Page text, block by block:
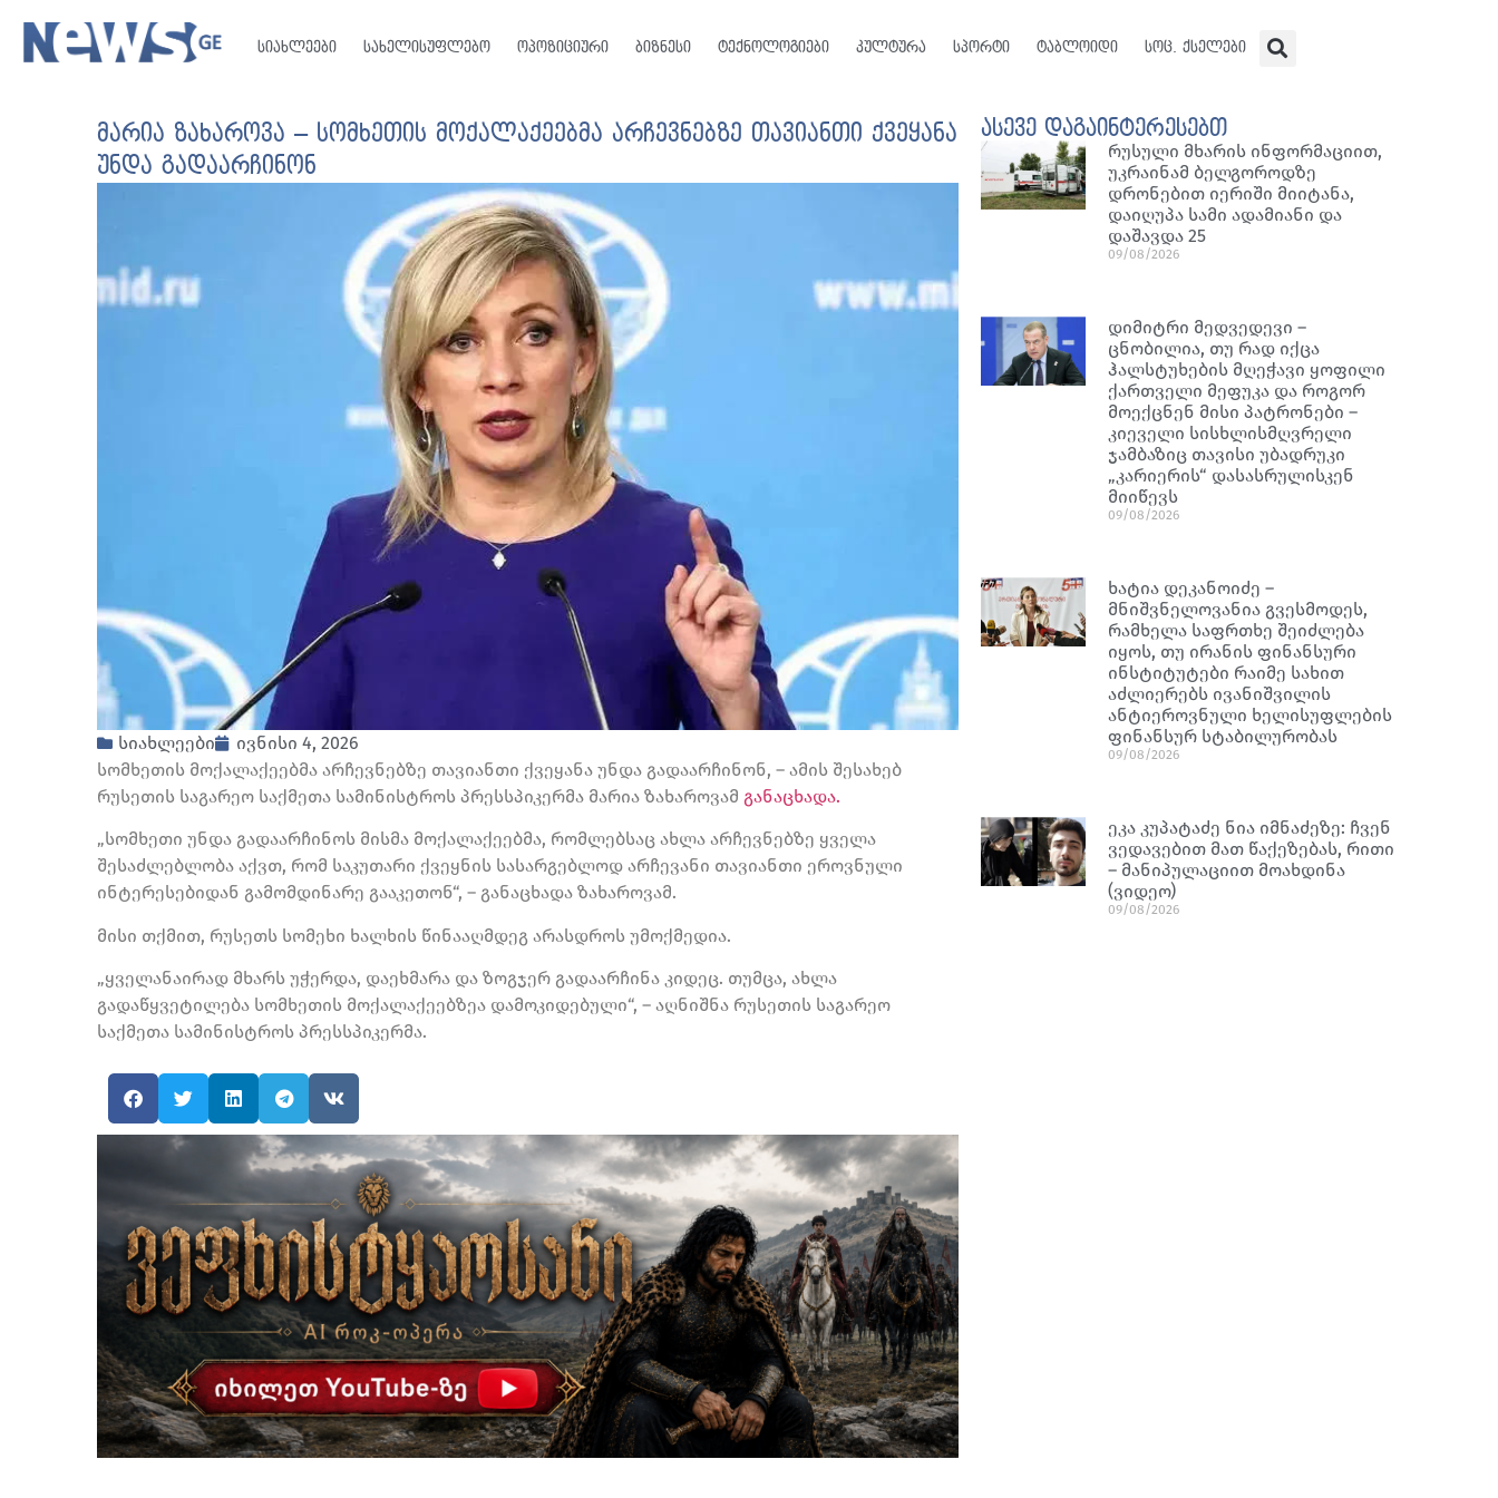
სიახლეები სახელისუფლებო ოპოზიციური ბიზნესი ტექნოლოგიები კულტურა სპორტი ტაბლოიდი სოც. ქსელები
მარია ზახაროვა – სომხეთის მოქალაქეებმა არჩევნებზე თავიანთი ქვეყანა
უნდა გადაარჩინონ
სიახლეები
ივნისი 4, 2026
სომხეთის მოქალაქეებმა არჩევნებზე თავიანთი ქვეყანა უნდა გადაარჩინონ, – ამის შესახებ
რუსეთის საგარეო საქმეთა სამინისტროს პრესსპიკერმა მარია ზახაროვამ განაცხადა.
„სომხეთი უნდა გადაარჩინოს მისმა მოქალაქეებმა, რომლებსაც ახლა არჩევნებზე ყველა
შესაძლებლობა აქვთ, რომ საკუთარი ქვეყნის სასარგებლოდ არჩევანი თავიანთი ეროვნული
ინტერესებიდან გამომდინარე გააკეთონ“, – განაცხადა ზახაროვამ.
მისი თქმით, რუსეთს სომეხი ხალხის წინააღმდეგ არასდროს უმოქმედია.
„ყველანაირად მხარს უჭერდა, დაეხმარა და ზოგჯერ გადაარჩინა კიდეც. თუმცა, ახლა
გადაწყვეტილება სომხეთის მოქალაქეებზეა დამოკიდებული“, – აღნიშნა რუსეთის საგარეო
საქმეთა სამინისტროს პრესსპიკერმა.
ასევე დაგაინტერესებთ
რუსული მხარის ინფორმაციით,
უკრაინამ ბელგოროდზე
დრონებით იერიში მიიტანა,
დაიღუპა სამი ადამიანი და
დაშავდა 25
09/08/2026
დიმიტრი მედვედევი –
ცნობილია, თუ რად იქცა
ჰალსტუხების მღეჭავი ყოფილი
ქართველი მეფუკა და როგორ
მოექცნენ მისი პატრონები –
კიეველი სისხლისმღვრელი
ჯამბაზიც თავისი უბადრუკი
„კარიერის“ დასასრულისკენ
მიიწევს
09/08/2026
ხატია დეკანოიძე –
მნიშვნელოვანია გვესმოდეს,
რამხელა საფრთხე შეიძლება
იყოს, თუ ირანის ფინანსური
ინსტიტუტები რაიმე სახით
აძლიერებს ივანიშვილის
ანტიეროვნული ხელისუფლების
ფინანსურ სტაბილურობას
09/08/2026
ეკა კუპატაძე ნია იმნაძეზე: ჩვენ
ვედავებით მათ წაქეზებას, რითი
– მანიპულაციით მოახდინა
(ვიდეო)
09/08/2026